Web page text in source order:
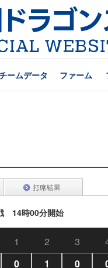
ームデータ ファーム
14時00分開始
1 2 3
0 1 0